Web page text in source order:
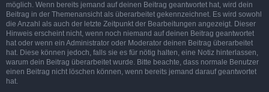
möglich. Wenn bereits jemand auf deinen Beitrag geantwortet hat, wird dein
Beitrag in der Themenansicht als überarbeitet gekennzeichnet. Es wird sowohl
die Anzahl als auch der letzte Zeitpunkt der Bearbeitungen angezeigt. Dieser
Hinweis erscheint nicht, wenn noch niemand auf deinen Beitrag geantwortet
hat oder wenn ein Administrator oder Moderator deinen Beitrag überarbeitet
hat. Diese können jedoch, falls sie es für nötig halten, eine Notiz hinterlassen,
warum dein Beitrag überarbeitet wurde. Bitte beachte, dass normale Benutzer
einen Beitrag nicht löschen können, wenn bereits jemand darauf geantwortet
hat.